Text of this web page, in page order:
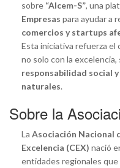
sobre “Alcem-S”, una
Empresas para ayudar a
comercios y startups
Esta iniciativa refuerza el
no solo con la
responsabilidad social
naturales.
Sobre la
La Asociación Nacional
Excelencia (CEX) nació
entidades regionales que